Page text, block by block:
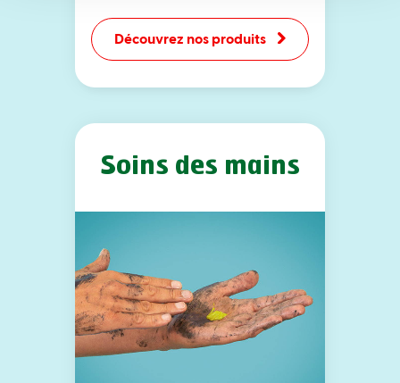
Découvrez nos produits
Soins des mains